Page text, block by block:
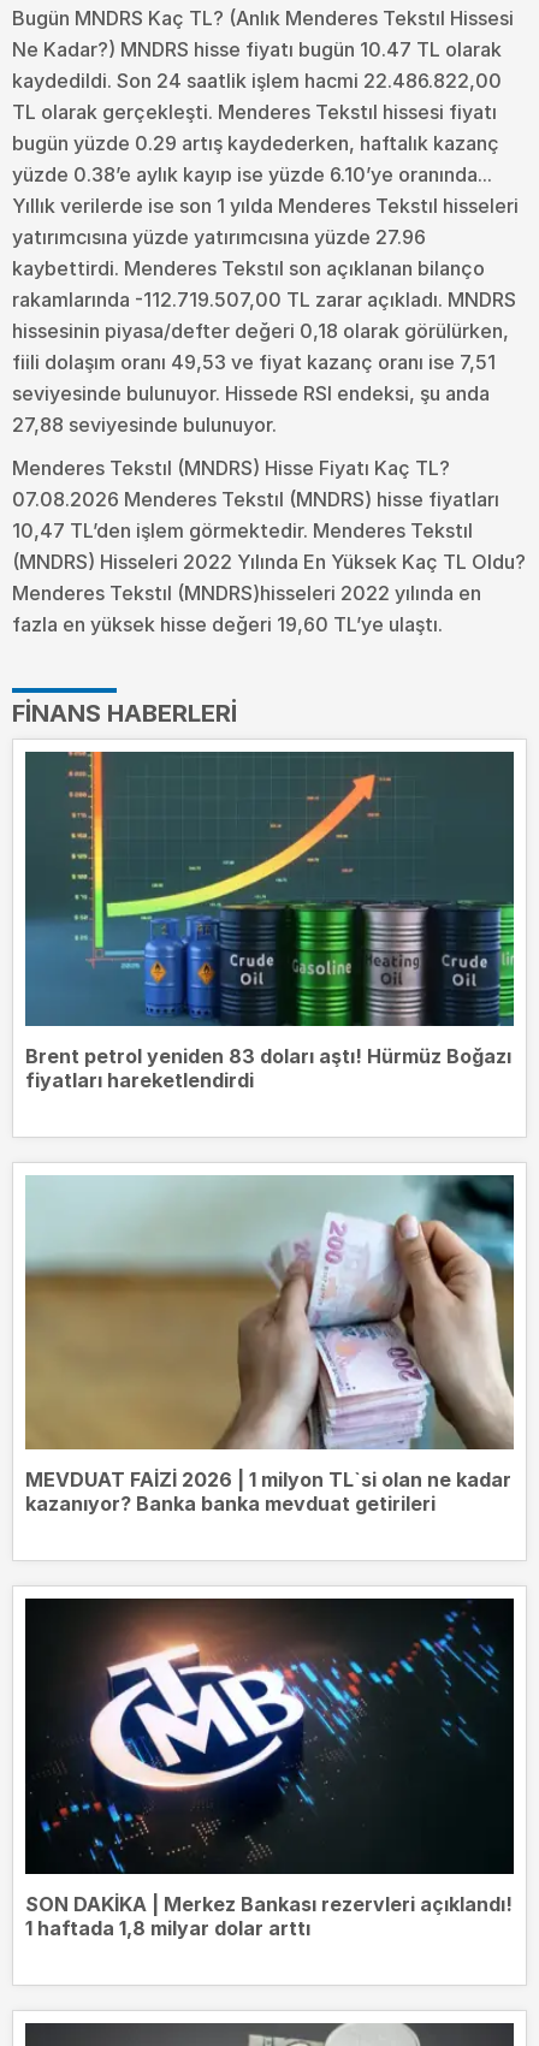
Bugün MNDRS Kaç TL? (Anlık Menderes Tekstıl Hissesi
Ne Kadar?) MNDRS hisse fiyatı bugün 10.47 TL olarak
kaydedildi. Son 24 saatlik işlem hacmi 22.486.822,00
TL olarak gerçekleşti. Menderes Tekstıl hissesi fiyatı
bugün yüzde 0.29 artış kaydederken, haftalık kazanç
yüzde 0.38’e aylık kayıp ise yüzde 6.10’ye oranında...
Yıllık verilerde ise son 1 yılda Menderes Tekstıl hisseleri
yatırımcısına yüzde yatırımcısına yüzde 27.96
kaybettirdi. Menderes Tekstıl son açıklanan bilanço
rakamlarında -112.719.507,00 TL zarar açıkladı. MNDRS
hissesinin piyasa/defter değeri 0,18 olarak görülürken,
fiili dolaşım oranı 49,53 ve fiyat kazanç oranı ise 7,51
seviyesinde bulunuyor. Hissede RSI endeksi, şu anda
27,88 seviyesinde bulunuyor.
Menderes Tekstıl (MNDRS) Hisse Fiyatı Kaç TL?
07.08.2026 Menderes Tekstıl (MNDRS) hisse fiyatları
10,47 TL’den işlem görmektedir. Menderes Tekstıl
(MNDRS) Hisseleri 2022 Yılında En Yüksek Kaç TL Oldu?
Menderes Tekstıl (MNDRS)hisseleri 2022 yılında en
fazla en yüksek hisse değeri 19,60 TL’ye ulaştı.
FINANS HABERLERI
Brent petrol yeniden 83 doları aştı! Hürmüz Boğazı
fiyatları hareketlendirdi
MEVDUAT FAİZİ 2026 | 1 milyon TL`si olan ne kadar
kazanıyor? Banka banka mevduat getirileri
SON DAKİKA | Merkez Bankası rezervleri açıklandı!
1 haftada 1,8 milyar dolar arttı